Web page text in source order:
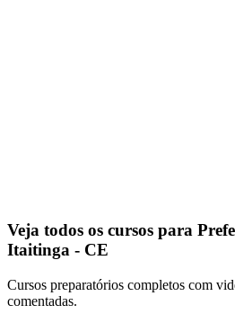
Veja todos os cursos para
Itaitinga - CE
Cursos preparatórios completos com
comentadas.